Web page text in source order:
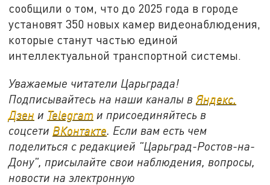
сообщили о том, что до 2025 года в городе
установят 350 новых камер видеонаблюдения,
которые станут частью единой
интеллектуальной транспортной системы.
Уважаемые читатели Царьграда!
Подписывайтесь на наши каналы в Яндекс.
Дзен и Telegram и присоединяйтесь в
соцсети ВКонтакте . Если вам есть чем
поделиться с редакцией "Царьград-Ростов-на-
Дону", присылайте свои наблюдения, вопросы,
новости на электронную